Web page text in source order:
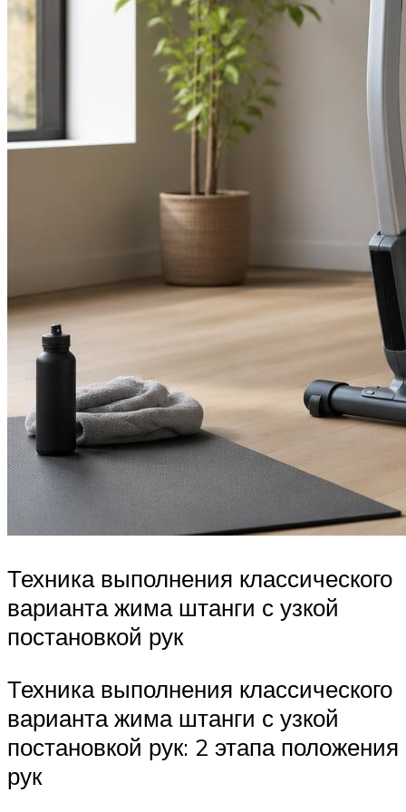
Техника выполнения классического
варианта жима штанги с узкой
постановкой рук
Техника выполнения классического
варианта жима штанги с узкой
постановкой рук: 2 этапа положения
рук